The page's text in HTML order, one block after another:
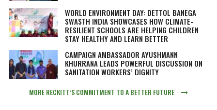
WORLD ENVIRONMENT DAY: DETTOL BANEGA
SWASTH INDIA SHOWCASES HOW CLIMATE-
RESILIENT SCHOOLS ARE HELPING CHILDREN
STAY HEALTHY AND LEARN BETTER
CAMPAIGN AMBASSADOR AYUSHMANN
KHURRANA LEADS POWERFUL DISCUSSION ON
SANITATION WORKERS’ DIGNITY
MORE RECKITT’S COMMITMENT TO A BETTER FUTURE